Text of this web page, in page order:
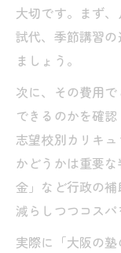
大切です。まず
試代、季節講習
ましょう。
次に、その費用
できるのかを確
志望校別カリキ
かどうかは重要
金」など行政の
減らしつつコスパ
実際に「大阪の